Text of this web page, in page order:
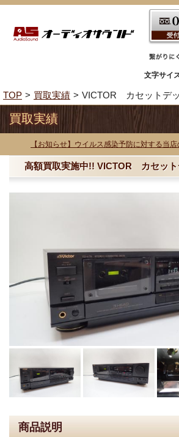
文字サイ
TOP 買取実績 VICTOR カセットデ
買取実績
【お知らせ】ウイルス感染予防に対する当
高額買取実施中!! VICTOR カセッ
商品説明